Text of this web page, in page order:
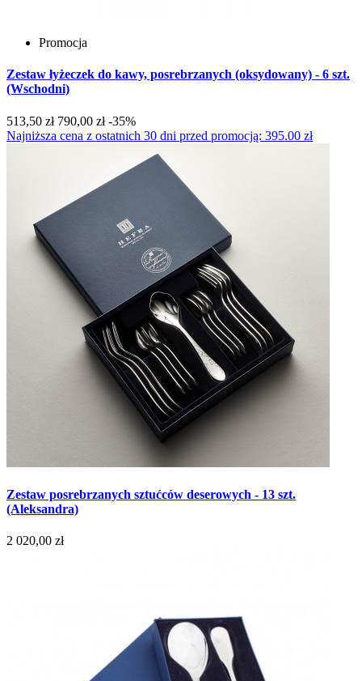
Promocja
Zestaw łyżeczek do kawy, posrebrzanych (oksydowany) - 6 szt.
(Wschodni)
513,50 zł 790,00 zł -35%
Najniższa cena z ostatnich 30 dni przed promocją: 395.00 zł
Zestaw posrebrzanych sztućców deserowych - 13 szt.
(Aleksandra)
2 020,00 zł